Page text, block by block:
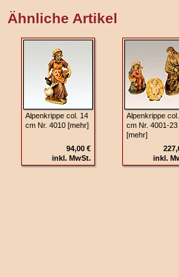
Ähnliche Artikel
Alpenkrippe col. 14
cm Nr. 4010 [mehr]
94,00 €
inkl. MwSt.
Alpenkrippe
cm Nr. 4001-23
[mehr]
inkl.